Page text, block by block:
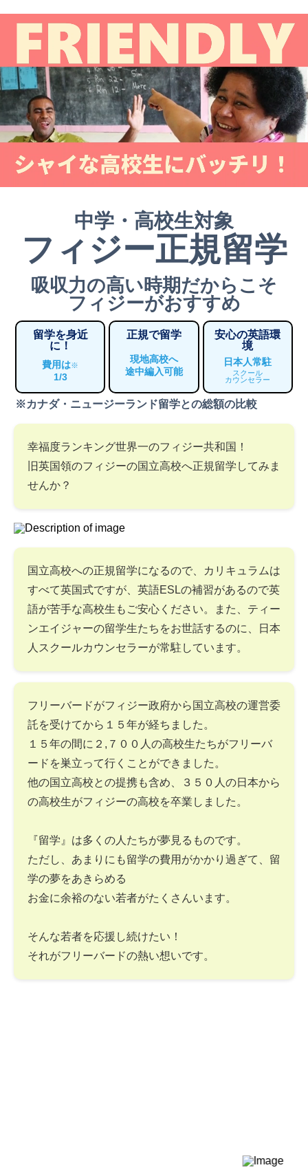
中学・高校生対象
フィジー正規留学
吸収力の高い時期だからこそ
フィジーがおすすめ
留学を身近
に！
費用は※
1/3
正規で留学
現地高校へ
途中編入可能
安心の英語環
境
日本人常駐
スクール
カウンセラー
※カナダ・ニュージーランド留学との総額の比較
幸福度ランキング世界一のフィジー共和国！
旧英国領のフィジーの国立高校へ正規留学してみま
せんか？
国立高校への正規留学になるので、カリキュラムは
すべて英国式ですが、英語ESLの補習があるので英
語が苦手な高校生もご安心ください。また、ティー
ンエイジャーの留学生たちをお世話するのに、日本
人スクールカウンセラーが常駐しています。
フリーバードがフィジー政府から国立高校の運営委
託を受けてから１５年が経ちました。
１５年の間に２,７００人の高校生たちがフリーバ
ードを巣立って行くことができました。
他の国立高校との提携も含め、３５０人の日本から
の高校生がフィジーの高校を卒業しました。
『留学』は多くの人たちが夢見るものです。
ただし、あまりにも留学の費用がかかり過ぎて、留
学の夢をあきらめる
お金に余裕のない若者がたくさんいます。
そんな若者を応援し続けたい！
それがフリーバードの熱い想いです。